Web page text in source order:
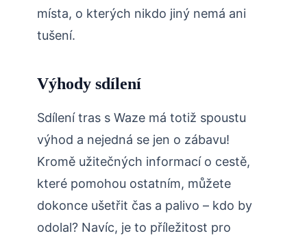
místa, o kterých nikdo jiný nemá ani
tušení.
Výhody sdílení
Sdílení tras s Waze má totiž spoustu
výhod a nejedná se jen o zábavu!
Kromě užitečných informací o cestě,
které pomohou ostatním, můžete
dokonce ušetřit čas a palivo – kdo by
odolal? Navíc, je to příležitost pro